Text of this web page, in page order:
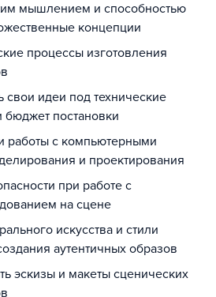
мышлением и способностью
концепции
процессы изготовления
свои идеи под технические
бюджет постановки
работы с компьютерными
и проектирования
при работе с
на сцене
искусства и стили
аутентичных образов
эскизы и макеты сценических